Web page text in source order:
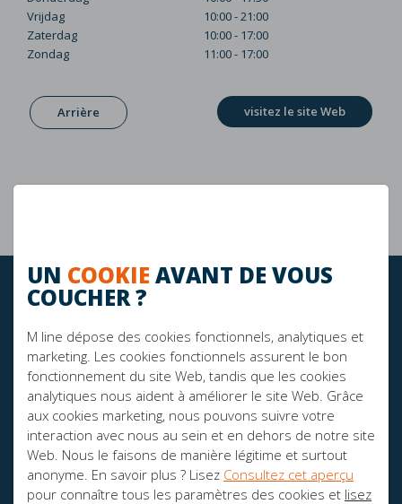
UN COOKIE AVANT DE VOUS
COUCHER ?
M line dépose des cookies fonctionnels, analytiques et
marketing. Les cookies fonctionnels assurent le bon
fonctionnement du site Web, tandis que les cookies
analytiques nous aident à améliorer le site Web. Grâce
aux cookies marketing, nous pouvons suivre votre
interaction avec nous au sein et en dehors de notre site
Web. Nous le faisons de manière légitime et surtout
anonyme. En savoir plus ? Lisez Consultez cet aperçu
pour connaître tous les paramètres des cookies et lisez
Vrijdag
10:00 - 21:00
Zaterdag
10:00 - 17:00
Zondag
11:00 - 17:00
Arrière visitez le site Web
RESTEZ À JOUR!
FIER SPONSOR DE: